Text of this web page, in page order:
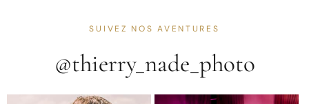
SUIVEZ NOS AVENTURES
@thierry_nade_photo